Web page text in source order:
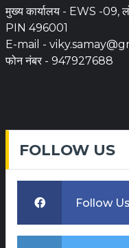
मुख्य कार्यालय - EWS -09,
PIN 496001
E-mail -
फोन नंबर - 947927688
FOLLOW US
Follow Us